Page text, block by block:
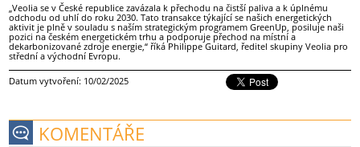
„Veolia se v České republice zavázala k přechodu na čistší paliva a k úplnému
odchodu od uhlí do roku 2030. Tato transakce týkající se našich energetických
aktivit je plně v souladu s naším strategickým programem GreenUp, posiluje naši
pozici na českém energetickém trhu a podporuje přechod na místní a
dekarbonizované zdroje energie,“ říká Philippe Guitard, ředitel skupiny Veolia pro
střední a východní Evropu.
Datum vytvoření: 10/02/2025
KOMENTÁŘE